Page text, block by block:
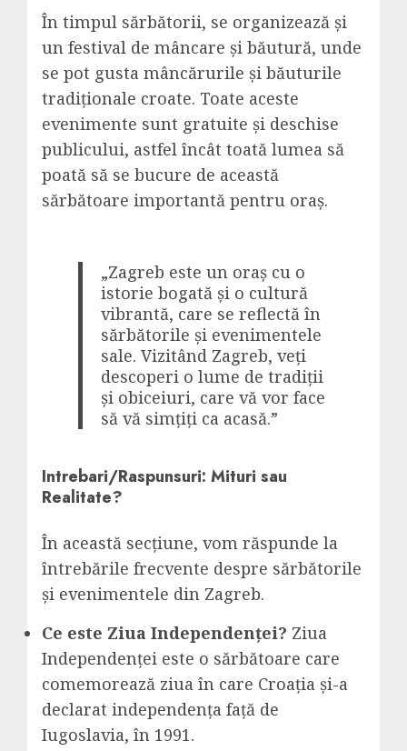
În timpul sărbătorii, se organizează și
un festival de mâncare și băutură, unde
se pot gusta mâncărurile și băuturile
tradiționale croate. Toate aceste
evenimente sunt gratuite și deschise
publicului, astfel încât toată lumea să
poată să se bucure de această
sărbătoare importantă pentru oraș.
„Zagreb este un oraș cu o
istorie bogată și o cultură
vibrantă, care se reflectă în
sărbătorile și evenimentele
sale. Vizitând Zagreb, veți
descoperi o lume de tradiții
și obiceiuri, care vă vor face
să vă simțiți ca acasă.”
Intrebari/Raspunsuri: Mituri sau
Realitate?
În această secțiune, vom răspunde la
întrebările frecvente despre sărbătorile
și evenimentele din Zagreb.
Ce este Ziua Independenței? Ziua
Independenței este o sărbătoare care
comemorează ziua în care Croația și-a
declarat independența față de
Iugoslavia, în 1991.